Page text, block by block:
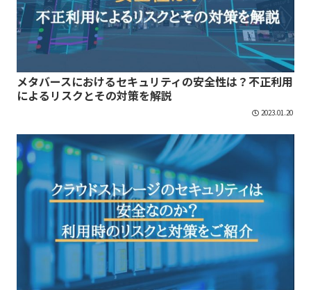
メタバースにおけるセキュリティの安全性は？不正利用
によるリスクとその対策を解説
2023.01.20